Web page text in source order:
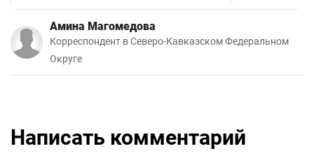
Амина Магомедова
Корреспондент в Северо-Кавказском Федеральном
Округе
Написать комментарий